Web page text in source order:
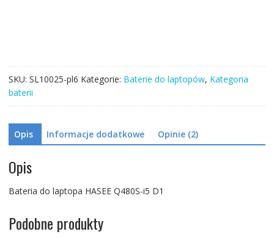
SKU: SL10025-pl6 Kategorie: Baterie do laptopów, Kategoria
baterii
Opis Informacje dodatkowe Opinie (2)
Opis
Bateria do laptopa HASEE Q480S-i5 D1
Podobne produkty